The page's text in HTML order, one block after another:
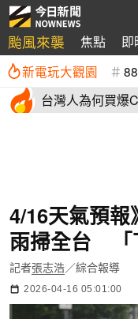
颱風來襲 焦點 即
新電玩大觀園
台灣人為何買爆
4/16天氣預
雨掃全台 「
記者張志浩／綜合報導
2026-04-16 05:01:00